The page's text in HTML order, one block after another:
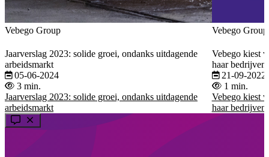
Vebego Group
Jaarverslag 2023: solide groei, ondanks uitdagende
arbeidsmarkt
05-06-2024
3 min.
Jaarverslag 2023: solide groei, ondanks uitdagende
arbeidsmarkt
Vebego Group
Vebego kiest
haar bedrijven
21-09-2022
1 min.
Vebego kiest
haar bedrijven